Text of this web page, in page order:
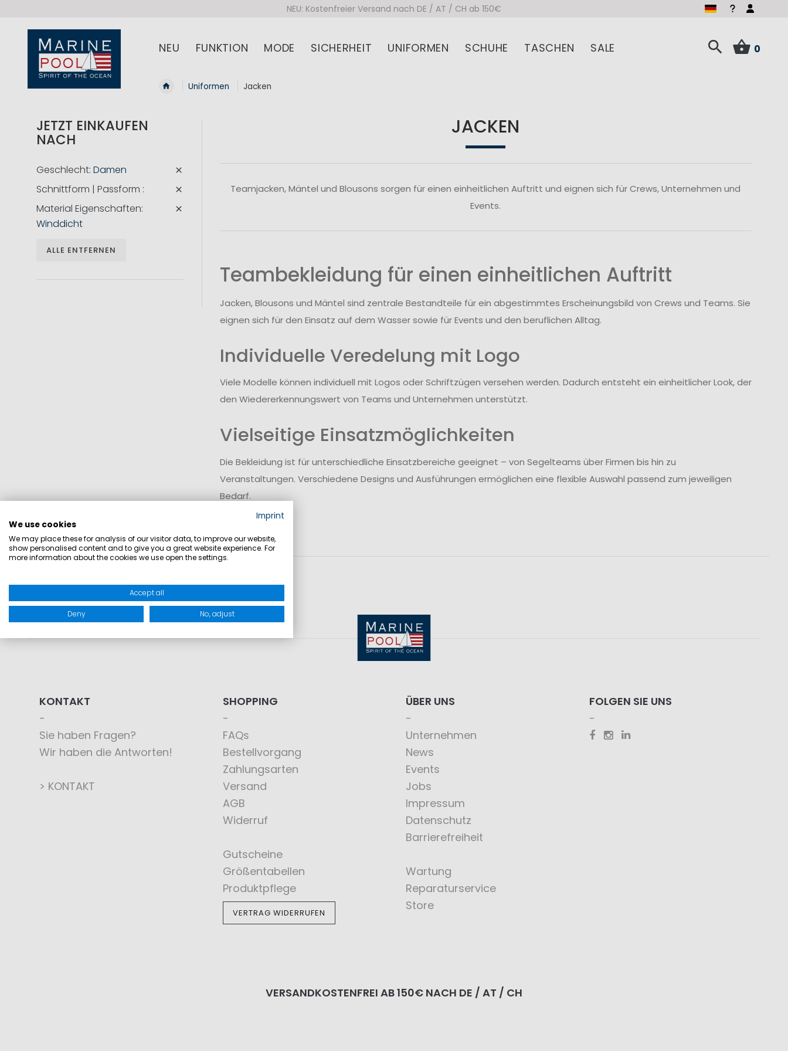
NEU: Kostenfreier Versand nach DE / AT / CH ab 150€
NEU FUNKTION MODE SICHERHEIT UNIFORMEN SCHUHE TASCHEN SALE 0
Uniformen Jacken
JACKEN
Teamjacken, Mäntel und Blousons sorgen für einen einheitlichen Auftritt und eignen sich für Crews, Unternehmen und
Events.
Teambekleidung für einen einheitlichen Auftritt
Jacken, Blousons und Mäntel sind zentrale Bestandteile für ein abgestimmtes Erscheinungsbild von Crews und Teams. Sie
eignen sich für den Einsatz auf dem Wasser sowie für Events und den beruflichen Alltag.
Individuelle Veredelung mit Logo
Viele Modelle können individuell mit Logos oder Schriftzügen versehen werden. Dadurch entsteht ein einheitlicher Look, der
den Wiedererkennungswert von Teams und Unternehmen unterstützt.
Vielseitige Einsatzmöglichkeiten
Die Bekleidung ist für unterschiedliche Einsatzbereiche geeignet – von Segelteams über Firmen bis hin zu
Veranstaltungen. Verschiedene Designs und Ausführungen ermöglichen eine flexible Auswahl passend zum jeweiligen
Bedarf.
JETZT EINKAUFEN
NACH
Geschlecht Damen
Schnittform | Passform
Material Eigenschaften
Winddicht
ALLE ENTFERNEN
KONTAKT
Sie haben Fragen?
Wir haben die Antworten!
> KONTAKT
SHOPPING
FAQs
Bestellvorgang
Zahlungsarten
Versand
AGB
Widerruf
Gutscheine
Größentabellen
Produktpflege
VERTRAG WIDERRUFEN
ÜBER UNS
Unternehmen
News
Events
Jobs
Impressum
Datenschutz
Barrierefreiheit
Wartung
Reparaturservice
Store
FOLGEN SIE UNS
VERSANDKOSTENFREI AB 150€ NACH DE / AT / CH
Imprint
We use cookies
We may place these for analysis of our visitor data, to improve our website,
show personalised content and to give you a great website experience. For
more information about the cookies we use open the settings.
Accept all
Deny No, adjust